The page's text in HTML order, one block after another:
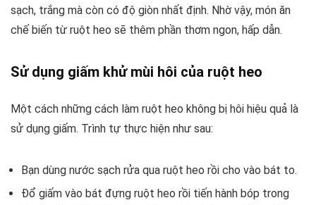
sạch, trắng mà còn có độ giòn nhất định. Nhờ vậy, món ăn
chế biến từ ruột heo sẽ thêm phần thơm ngon, hấp dẫn.
Sử dụng giấm khử mùi hôi của ruột heo
Một cách những cách làm ruột heo không bị hôi hiệu quả là
sử dụng giấm. Trình tự thực hiện như sau:
Bạn dùng nước sạch rửa qua ruột heo rồi cho vào bát to.
Đổ giấm vào bát đựng ruột heo rồi tiến hành bóp trong